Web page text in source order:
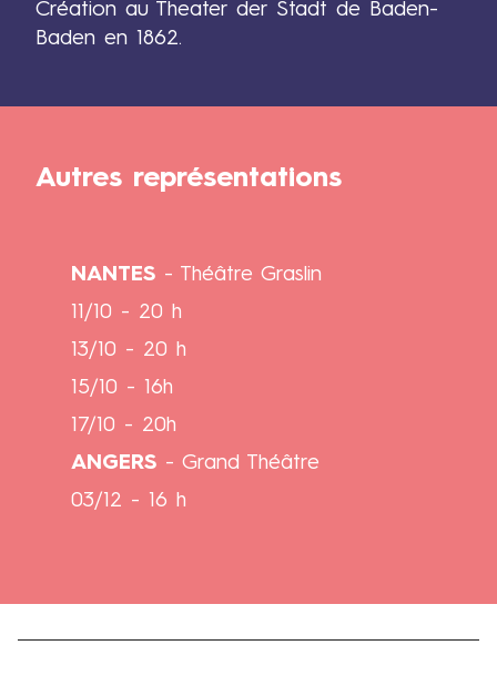
Création au Theater der Stadt de Baden-
Baden en 1862.
Titre
Autres représentations
Contenus
NANTES - Théâtre Graslin
11/10 - 20 h
13/10 - 20 h
15/10 - 16h
17/10 - 20h
ANGERS - Grand Théâtre
03/12 - 16 h